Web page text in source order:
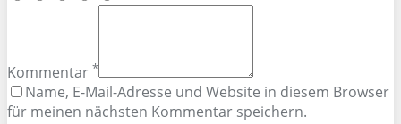
Kommentar *
Name, E-Mail-Adresse und Website in diesem Browser
für meinen nächsten Kommentar speichern.